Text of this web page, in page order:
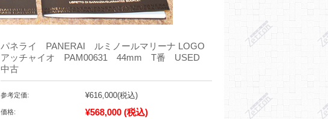
パネライ PANERAI ルミノールマリーナ LOGO
アッチャイオ PAM00631 44mm T番 USED
中古
参考定価: ¥616,000(税込)
価格: ¥568,000 (税込)